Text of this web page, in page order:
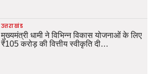
उत्तराखंड
मुख्यमंत्री धामी ने विभिन्न विकास योजनाओं के लिए
₹105 करोड़ की वित्तीय स्वीकृति दी…